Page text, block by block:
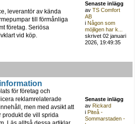
leverantör av kända
till förmånliga
företag. Seriösa
vid köp.
Senaste inlägg
avTS Comfort
AB
iNågon som
möjligen har k...
skrivet 02 januari
2026, 19:49:35
för företag och
reklamrelaterade
men med avsikt att
produkt de vill sprida
Senaste inlägg
avRickard
iPiteå -
Sommarstaden -